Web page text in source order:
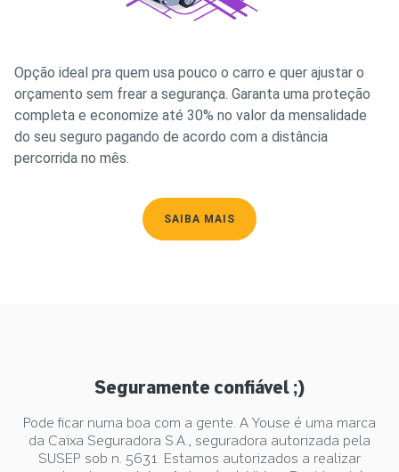
Opção ideal pra quem usa pouco o carro e quer ajustar o
orçamento sem frear a segurança. Garanta uma proteção
completa e economize até 30% no valor da mensalidade
do seu seguro pagando de acordo com a distância
percorrida no mês.
SAIBA MAIS
Seguramente confiável ;)
Pode ficar numa boa com a gente. A Youse é uma marca
da Caixa Seguradora S.A., seguradora autorizada pela
SUSEP sob n. 5631. Estamos autorizados a realizar